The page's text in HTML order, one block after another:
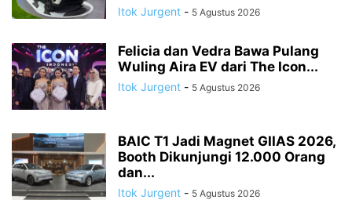
Itok Jurgent - 5 Agustus 2026
Felicia dan Vedra Bawa Pulang
Wuling Aira EV dari The Icon...
Itok Jurgent - 5 Agustus 2026
BAIC T1 Jadi Magnet GIIAS 2026,
Booth Dikunjungi 12.000 Orang
dan...
Itok Jurgent - 5 Agustus 2026